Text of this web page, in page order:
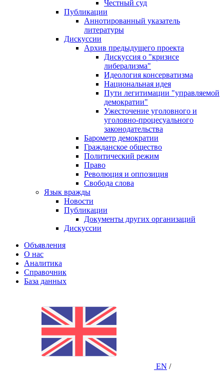
Честный суд
Публикации
Аннотированный указатель
литературы
Дискуссии
Архив предыдущего проекта
Дискуссия о "кризисе
либерализма"
Идеология консерватизма
Национальная идея
Пути легитимации "управляемой
демократии"
Ужесточение уголовного и
уголовно-процесуального
законодательства
Барометр демократии
Гражданское общество
Политический режим
Право
Революция и оппозиция
Свобода слова
Язык вражды
Новости
Публикации
Документы других организаций
Дискуссии
Объявления
О нас
Аналитика
Справочник
База данных
EN /